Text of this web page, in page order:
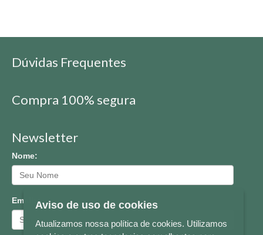
Dúvidas Frequentes
Compra 100% segura
Newsletter
Nome:
Email: Aviso de uso de cookies
Atualizamos nossa política de cookies. Utilizamos